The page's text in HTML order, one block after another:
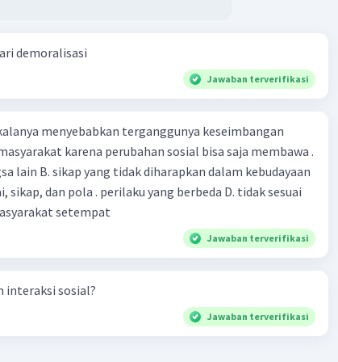
kondusif bagi pengembangan keunggulan
faktor ini membantu menjelaskan mengapa
merancang strategi pengembangan ekonomi
0.0 ( Balas
demoralisasi
Jawaban terverifikasi
menyebabkan terganggunya keseimbangan
karena perubahan sosial bisa saja membawa .
lain B. sikap yang tidak diharapkan dalam kebudayaan
sikap, dan pola . perilaku yang berbeda D. tidak sesuai
setempat
Jawaban terverifikasi
interaksi sosial?
Jawaban terverifikasi